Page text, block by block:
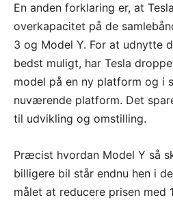
En anden forklaring er, at
overkapacitet på de
3 og Model Y. For at udnytte
bedst muligt, har Tesla
model på en ny platform og i
nuværende platform. Det
til udvikling og omstilling.
Præcist hvordan Model Y så
billigere bil står endnu hen i
målet at reducere prisen med